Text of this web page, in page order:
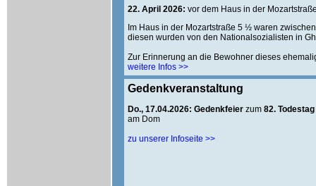
22. April 2026: vor dem Haus in der
Im Haus in der Mozartstraße 5 ½ waren
diesen wurden von den Nationalsozialisten in
Zur Erinnerung an die Bewohner dieses
weitere Infos >>
Gedenkveranstaltung
Do., 17.04.2026: Gedenkfeier zum 82.
am Dom
zu unserer Infoseite >>